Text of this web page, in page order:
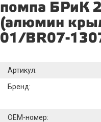
помпа БРиК
(алюмин
01/BR07-
Артикул:
Бренд:
OEM-номер: